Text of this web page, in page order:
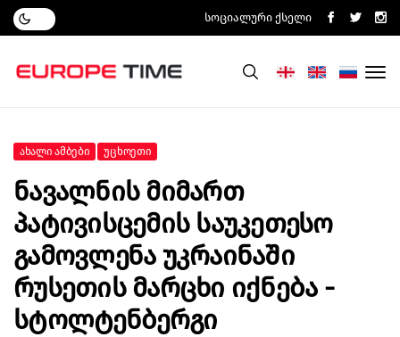
Სოციალური Ქსელი
Ახალი Ამბები Უცხოეთი
Ნავალნის Მიმართ
Პატივისცემის Საუკეთესო
Გამოვლენა Უკრაინაში
Რუსეთის Მარცხი Იქნება -
Სტოლტენბერგი